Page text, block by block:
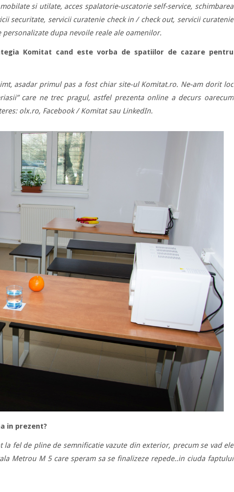
si utilate, acces spalatorie-uscatorie self-service, schimbarea
securitate, servicii curatenie check in / check out, servicii curatenie
dupa nevoile reale ale oamenilor.
Komitat cand este vorba de spatiilor de cazare pentru
asadar primul pas a fost chiar site-ul Komitat.ro. Ne-am dorit loc
care ne trec pragul, astfel prezenta online a decurs oarecum
olx.ro, Facebook / Komitat sau LinkedIn.
in prezent?
la fel de pline de semnificatie vazute din exterior, precum se vad ele
Metrou M 5 care speram sa se finalizeze repede..in ciuda faptului